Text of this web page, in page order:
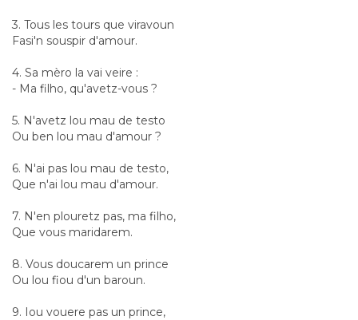
3. Tous les tours que viravoun
Fasi'n souspir d'amour.
4. Sa mèro la vai veire :
- Ma filho, qu'avetz-vous ?
5. N'avetz lou mau de testo
Ou ben lou mau d'amour ?
6. N'ai pas lou mau de testo,
Que n'ai lou mau d'amour.
7. N'en plouretz pas, ma filho,
Que vous maridarem.
8. Vous doucarem un prince
Ou lou fiou d'un baroun.
9. Iou vouere pas un prince,